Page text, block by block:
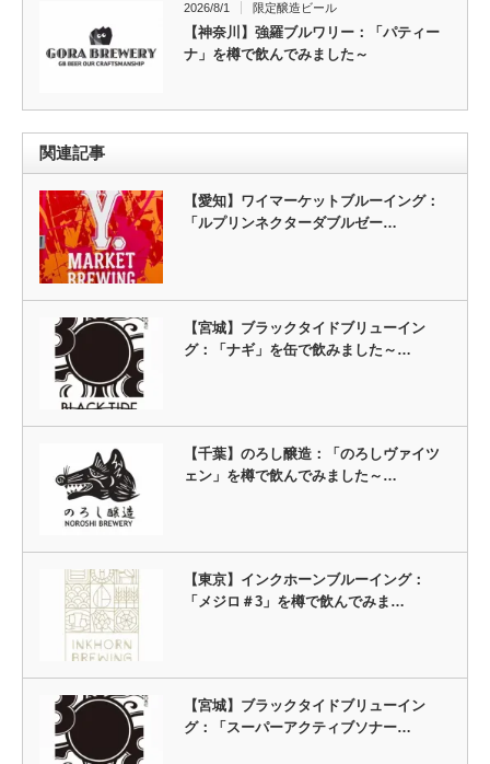
2026/8/1 限定醸造ビール
【神奈川】強羅ブルワリー：「パティー
ナ」を樽で飲んでみました～
関連記事
【愛知】ワイマーケットブルーイング：
「ルプリンネクターダブルゼー…
【宮城】ブラックタイドブリューイン
グ：「ナギ」を缶で飲みました～…
【千葉】のろし醸造：「のろしヴァイツ
ェン」を樽で飲んでみました～…
【東京】インクホーンブルーイング：
「メジロ＃3」を樽で飲んでみま…
【宮城】ブラックタイドブリューイン
グ：「スーパーアクティブソナー…